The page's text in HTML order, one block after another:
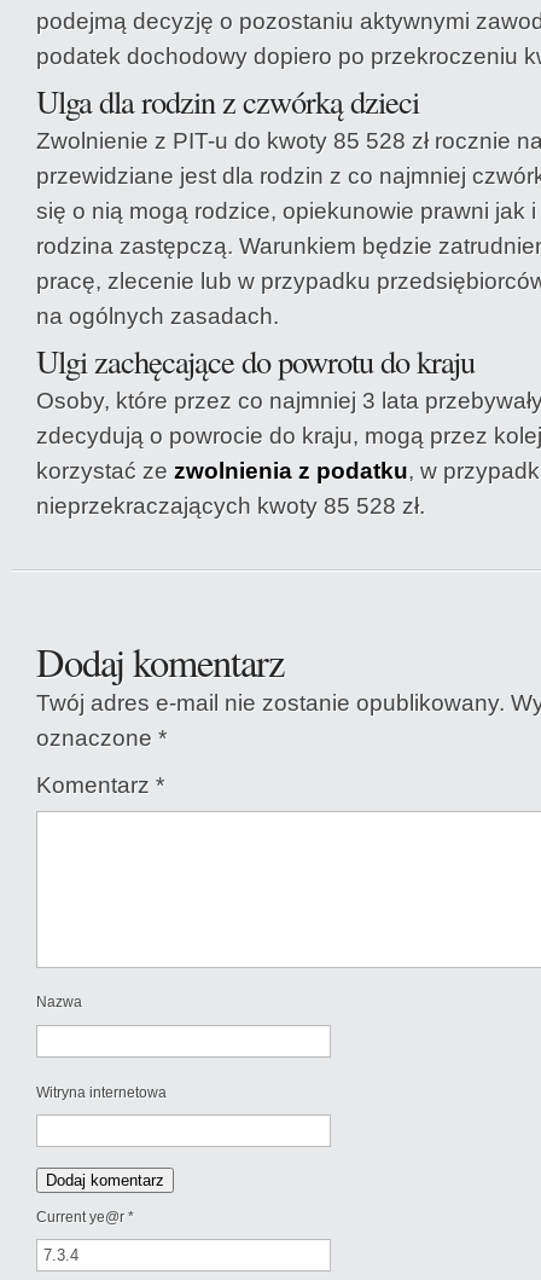
podejmą decyzję o pozostaniu aktywnymi
podatek dochodowy dopiero po przekroczeniu
Ulga dla rodzin z czwórką dzieci
Zwolnienie z PIT-u do kwoty 85 528 zł rocznie
przewidziane jest dla rodzin z co najmniej
się o nią mogą rodzice, opiekunowie prawni jak
rodzina zastępczą. Warunkiem będzie
pracę, zlecenie lub w przypadku
na ogólnych zasadach.
Ulgi zachęcające do powrotu do kraju
Osoby, które przez co najmniej 3 lata
zdecydują o powrocie do kraju, mogą przez
korzystać ze zwolnienia z podatku, w
nieprzekraczających kwoty 85 528 zł.
Dodaj komentarz
Twój adres e-mail nie zostanie opublikowany.
oznaczone *
Komentarz *
Nazwa
Witryna internetowa
Current ye@r *